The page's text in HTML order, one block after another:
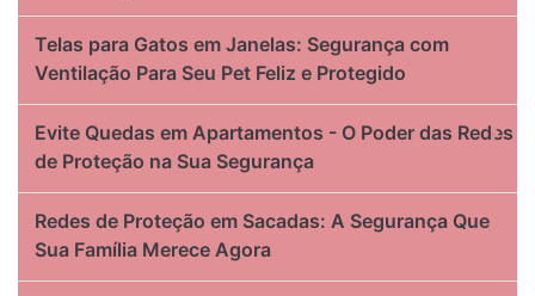
Telas para Gatos em Janelas: Segurança com
Ventilação Para Seu Pet Feliz e Protegido
Evite Quedas em Apartamentos - O Poder das Redes
de Proteção na Sua Segurança
Redes de Proteção em Sacadas: A Segurança Que
Sua Família Merece Agora